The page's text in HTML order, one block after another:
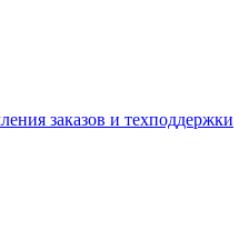
заказов и техподдержки